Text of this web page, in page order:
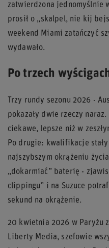
zatwierdzona jednomyślnie
prosił o „skalpel, nie kij
weekend Miami zatańczyć
wydawało.
Po trzech
Trzy rundy sezonu 2026 -
pokazały dwie rzeczy
ciekawe, lepsze niż w
Po drugie: kwalifikacje
najszybszym okrążeniu
„dokarmiać” baterię -
clippingu” i na Suzuce
sekund na okrążenie.
20 kwietnia 2026 w Paryżu
Liberty Media, szefowie